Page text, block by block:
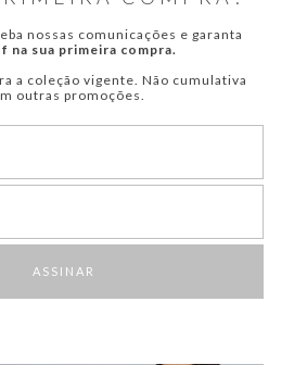
nossas comunicações e garanta
na sua primeira compra.
a coleção vigente. Não cumulativa
outras promoções.
ASSINAR